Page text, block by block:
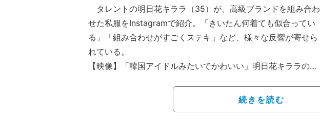
タレントの明日花キララ（35）が、高級ブランドを組み合わ
せた私服をInstagramで紹介。「きいたん何着ても似合ってい
る」「組み合わせがすごくステキ」など、様々な反響が寄せら
れている。
【映像】「韓国アイドルみたいでかわいい」明日花キララのイ
8日に更新したInstagramでは、前髪をぱっつんに、カラーを
オレンジにしたヘアスタイルで大胆にイメージチェンジした姿
続きを読む